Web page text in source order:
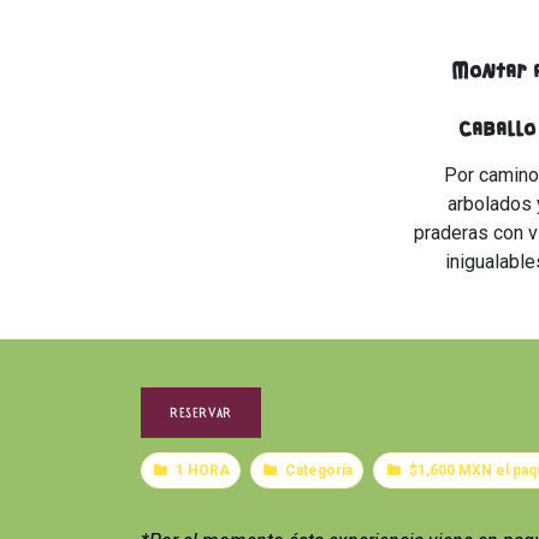
Montar
caballo
Por
arbolados
praderas con
RESERVAR
1 HORA Categoría $1,600 MXN el